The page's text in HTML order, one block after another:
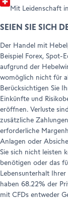
Mit Leidenschaft
SEIEN SIE SICH
Der Handel mit
Beispiel Forex, Spot-
aufgrund der
womöglich nicht für
Berücksichtigen Sie
Einkünfte und
eröffnen. Verluste
zusätzliche
erforderliche
Anlagen oder
Sie sich nicht leisten
benötigen oder das
Lebensunterhalt
haben 68.22% der
mit CFDs entweder